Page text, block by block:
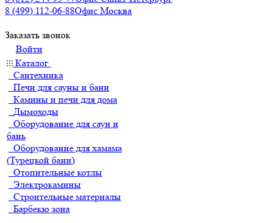
8 (499) 112-06-88Офис Москва
Заказать звонок
Войти
Каталог
Сантехника
Печи для сауны и бани
Камины и печи для дома
Дымоходы
Оборудование для саун и
бань
Оборудование для хамама
(Турецкой бани)
Отопительные котлы
Электрокамины
Строительные материалы
Барбекю зона